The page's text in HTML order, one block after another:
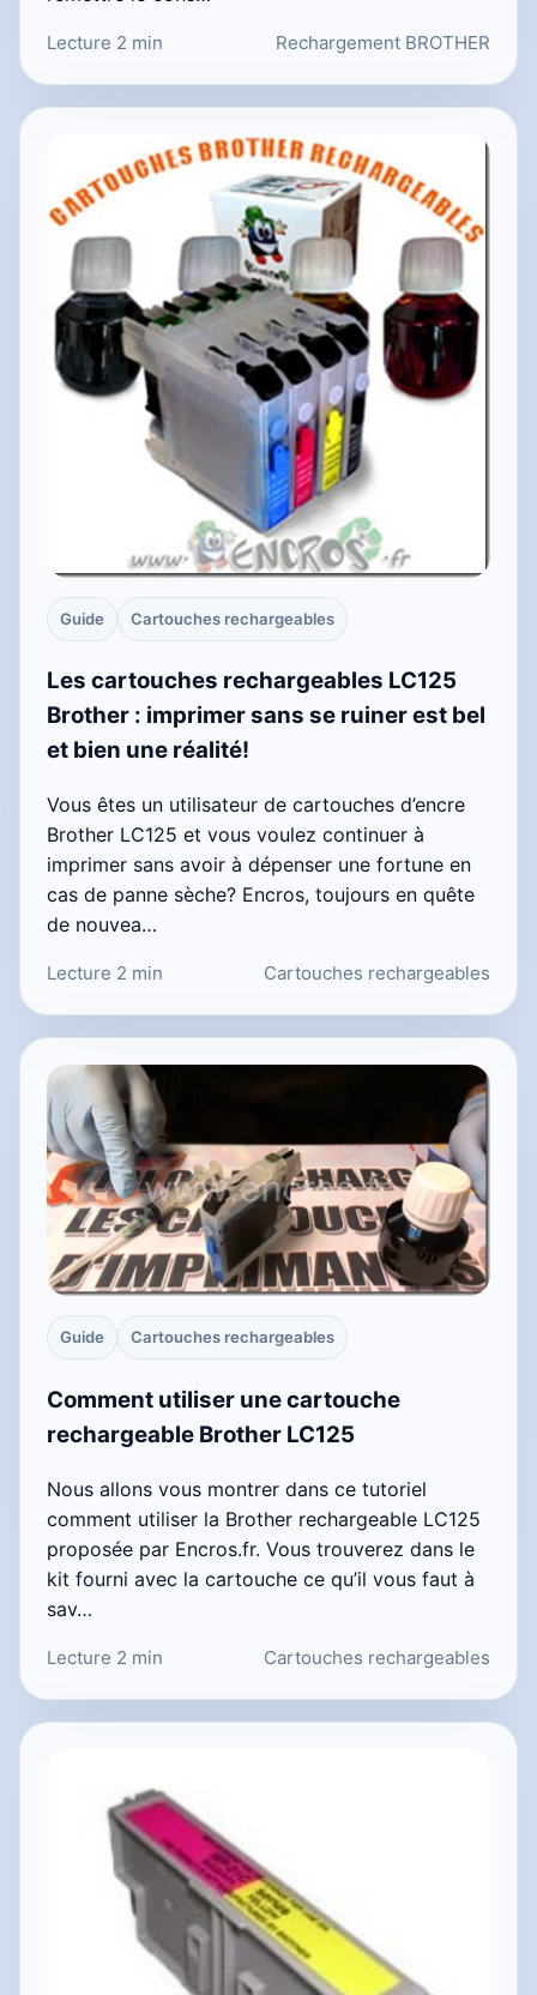
Lecture 2 min Rechargement BROTHER
Guide Cartouches rechargeables
Les cartouches rechargeables LC125
Brother : imprimer sans se ruiner est bel
et bien une réalité!
Vous êtes un utilisateur de cartouches d’encre
Brother LC125 et vous voulez continuer à
imprimer sans avoir à dépenser une fortune en
cas de panne sèche? Encros, toujours en quête
de nouvea…
Lecture 2 min Cartouches rechargeables
Guide Cartouches rechargeables
Comment utiliser une cartouche
rechargeable Brother LC125
Nous allons vous montrer dans ce tutoriel
comment utiliser la Brother rechargeable LC125
proposée par Encros.fr. Vous trouverez dans le
kit fourni avec la cartouche ce qu’il vous faut à
sav…
Lecture 2 min Cartouches rechargeables